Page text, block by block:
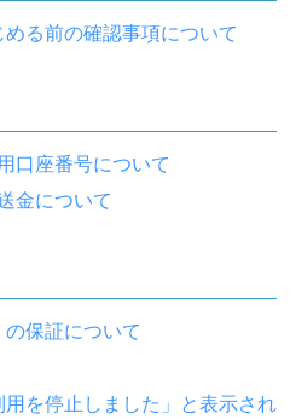
る前の確認事項について
口座番号について
金について
保証について
用を停止しました」と表示され